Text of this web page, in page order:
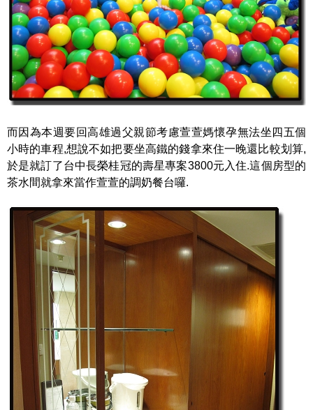
而因為本週要回高雄過父親節考慮萱萱媽懷孕無法坐四五個
小時的車程,想說不如把要坐高鐵的錢拿來住一晚還比較划算,
於是就訂了台中長榮桂冠的壽星專案3800元入住.這個房型的
茶水間就拿來當作萱萱的調奶餐台囉.